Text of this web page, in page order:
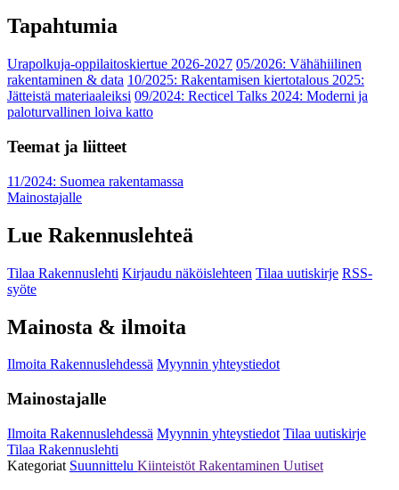
Tapahtumia
Urapolkuja-oppilaitoskiertue 2026-2027 05/2026: Vähähiilinen
rakentaminen & data 10/2025: Rakentamisen kiertotalous 2025:
Jätteistä materiaaleiksi 09/2024: Recticel Talks 2024: Moderni ja
paloturvallinen loiva katto
Teemat ja liitteet
11/2024: Suomea rakentamassa
Mainostajalle
Lue Rakennuslehteä
Tilaa Rakennuslehti Kirjaudu näköislehteen Tilaa uutiskirje RSS-
syöte
Mainosta & ilmoita
Ilmoita Rakennuslehdessä Myynnin yhteystiedot
Mainostajalle
Ilmoita Rakennuslehdessä Myynnin yhteystiedot Tilaa uutiskirje
Tilaa Rakennuslehti
Kategoriat Suunnittelu Kiinteistöt Rakentaminen Uutiset